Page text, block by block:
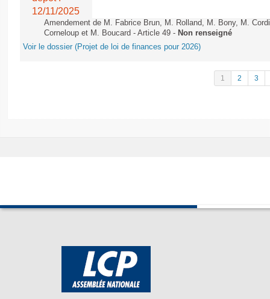
12/11/2025
Amendement de M. Fabrice Brun, M. Rolland, M. Bony, M.
Corneloup et M. Boucard - Article 49 - Non renseigné
Voir le dossier (Projet de loi de finances pour 2026)
1 2 3